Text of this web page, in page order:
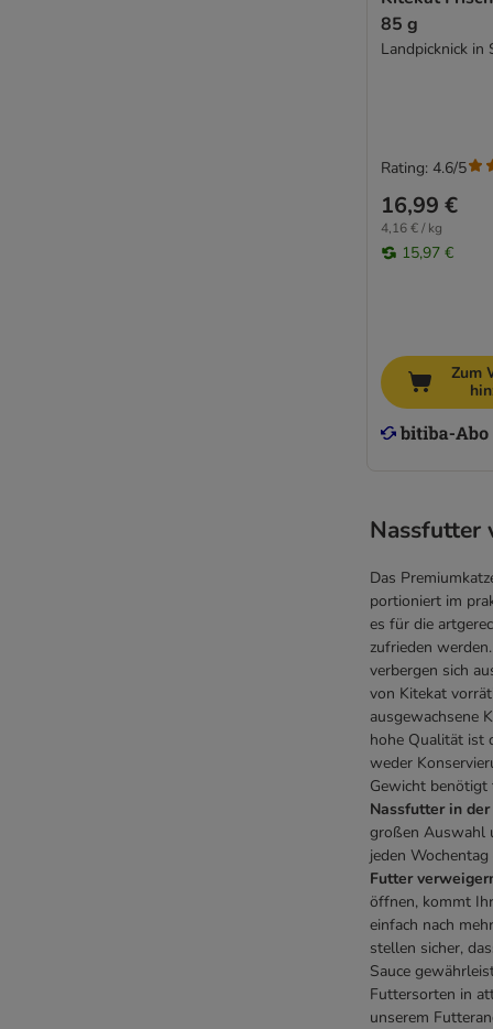
85 g
Landpicknick in
16,99 €
4,16 € / kg
15,97 €
Rating: 4.6/5
Zum
Nassfutter
Das
portioniert im
es für die
zufrieden werden.
verbergen sich
von Kitekat
ausgewachsene
hohe Qualität ist
weder
Gewicht benötigt
Nassfutter in
großen Auswahl
jeden
Futter
öffnen, kommt
einfach nach
stellen sicher,
Sauce
Futtersorten in
unserem